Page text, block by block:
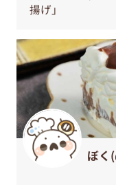
揚げ」
ぼく